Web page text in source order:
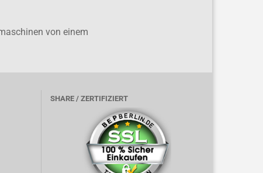
von einem
SHARE / ZERTIFIZIERT